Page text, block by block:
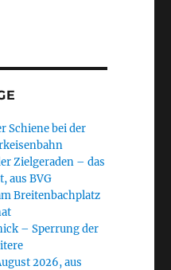
Schiene bei der
Zielgeraden – das
aus BVG
Breitenbachplatz
– Sperrung der
2026, aus